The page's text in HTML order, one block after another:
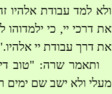
ולא למד עבודת אלהיו
את דרכי יי, כי
את דרך עבודת יי
ותאמר שרה: "טוב
מעלי ולא ישב שם ימים